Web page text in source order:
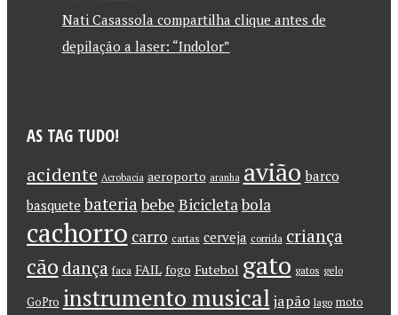
Nati Casassola compartilha clique antes de
depilação a laser: “Indolor”
AS TAG TUDO!
acidente Acrobacia aeroporto aranha avião barco
basquete bateriabebe Bicicletabola
cachorro carro cartas cerveja corrida criança
cão dança faca FAIL fogo Futebol gato gatos gelo
GoPro instrumento musical japão lago moto